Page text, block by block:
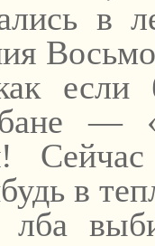
в
В
бане —
в
лба